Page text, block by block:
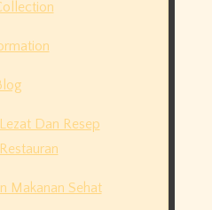
Dan Resep
Makanan Sehat